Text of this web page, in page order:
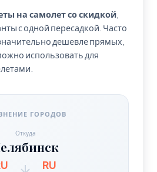
на самолет со скидкой
с одной пересадкой. Часто
дешевле прямых,
использовать для
ГОРОДОВ
Откуда
RU